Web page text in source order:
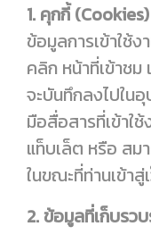
1. คุกกี้ (Cookies)
ข้อมูลการเข้าใช้ง
คลิก หน้าที่เข้าชม
จะบันทึกลงไปใน
มือสื่อสารที่เข้าใ
แท็บเล็ต หรือ สม
ในขณะที่ท่านเข้าสู่
2. ข้อมูลที่เก็บรว